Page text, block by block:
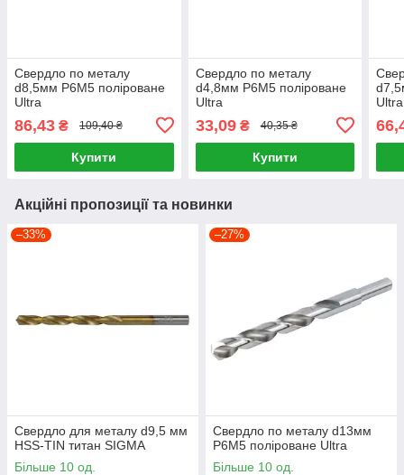
Свердло по металу
d8,5мм P6M5 поліроване
Ultra
86,43 ₴ 109,40 ₴
Купити
Свердло по металу
d4,8мм P6M5 поліроване
Ultra
33,09₴ 40,35 ₴
Купити
Ultra
Акційні пропозиції та новинки
–33%
Свердло для металу d9,5 мм
HSS-TIN титан SIGMA
Більше 10 од.
–27%
Свердло по металу d13мм
P6M5 поліроване Ultra
Більше 10 од.